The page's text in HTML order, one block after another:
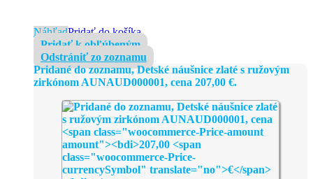
NáhľadPridať do košíka
Pridať k obľúbeným
Odstrániť zo zoznamu
Pridané do zoznamu, Detské náušnice zlaté s ružovým
zirkónom AUNAUD000001, cena 207,00 €.